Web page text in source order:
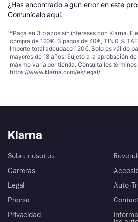
¿Has encontrado algún error en este
Comunícalo aquí.
¹*Paga en 3 plazos sin intereses con Klarna.
compra de 120€: 3 pagos de 40€, TIN 0 %
Importe total adeudado 120€. Solo es válido
mayores de 18 años. Sujeto a la aprobación
máximo varía por tienda. Consulta los
https://www.klarna.com/es/legal/.
Klarna
Sobre nosotros
Carreras
Legal
Prensa
Privacidad
Auto-